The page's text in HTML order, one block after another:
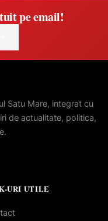
pe email!
Satu Mare, integrat cu
de actualitate, politica,
URI UTILE